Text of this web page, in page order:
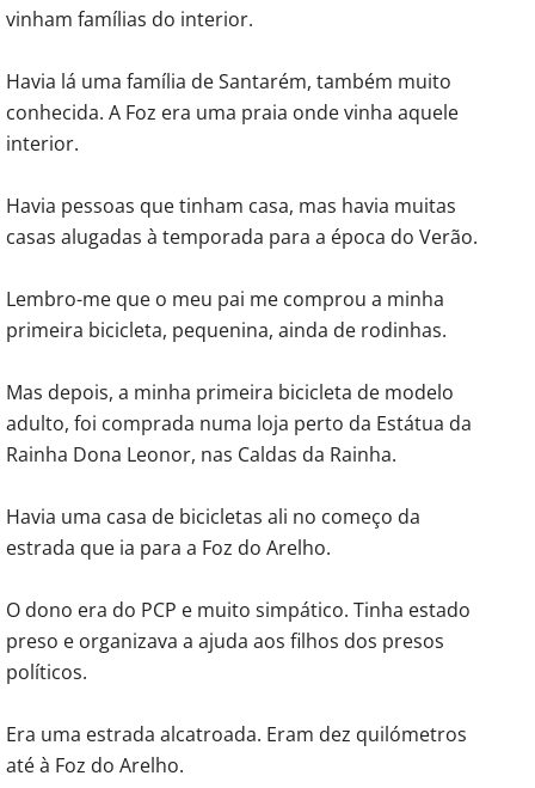
vinham famílias do interior.
Havia lá uma família de Santarém, também muito
conhecida. A Foz era uma praia onde vinha aquele
interior.
Havia pessoas que tinham casa, mas havia muitas
casas alugadas à temporada para a época do Verão.
Lembro-me que o meu pai me comprou a minha
primeira bicicleta, pequenina, ainda de rodinhas.
Mas depois, a minha primeira bicicleta de modelo
adulto, foi comprada numa loja perto da Estátua da
Rainha Dona Leonor, nas Caldas da Rainha.
Havia uma casa de bicicletas ali no começo da
estrada que ia para a Foz do Arelho.
O dono era do PCP e muito simpático. Tinha estado
preso e organizava a ajuda aos filhos dos presos
políticos.
Era uma estrada alcatroada. Eram dez quilómetros
até à Foz do Arelho.